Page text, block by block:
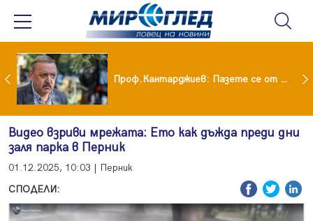
килограмова жена! Искаше бърза печалба... Проф.Кантарджиев: Пазете се от комарите и полово предаваните инфекции
Видео взриви мрежата: Ето как дъжда преди дни
заля парка в Перник
01.12.2025, 10:03 | Перник
СПОДЕЛИ: